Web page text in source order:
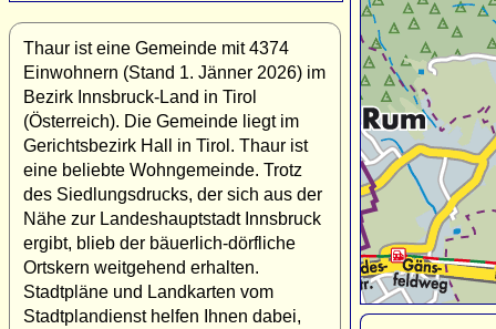
Thaur ist eine Gemeinde mit 4374
Einwohnern (Stand 1. Jänner 2026) im
Bezirk Innsbruck-Land in Tirol
(Österreich). Die Gemeinde liegt im
Gerichtsbezirk Hall in Tirol. Thaur ist
eine beliebte Wohngemeinde. Trotz
des Siedlungsdrucks, der sich aus der
Nähe zur Landeshauptstadt Innsbruck
ergibt, blieb der bäuerlich-dörfliche
Ortskern weitgehend erhalten.
Stadtpläne und Landkarten vom
Stadtplandienst helfen Ihnen dabei,